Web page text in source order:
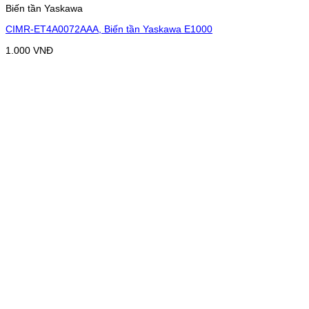
Biến tần Yaskawa
CIMR-ET4A0072AAA, Biến tần Yaskawa E1000
1.000 VNĐ